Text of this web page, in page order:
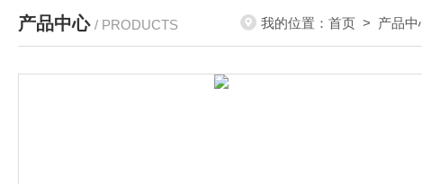
产品中心 / PRODUCTS 我的位置： 首页 > 产品中